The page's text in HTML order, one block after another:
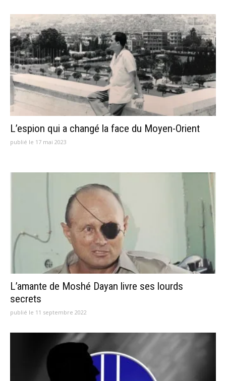
L’espion qui a changé la face du Moyen-Orient
publié le 17 mai 2023
L’amante de Moshé Dayan livre ses lourds
secrets
publié le 11 septembre 2022